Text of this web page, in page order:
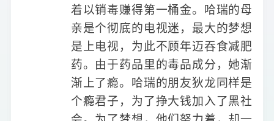
着以销毒赚得第一桶金。哈瑞的母
亲是个彻底的电视迷，最大的梦想
是上电视，为此不顾年迈吞食减肥
药。由于药品里的毒品成分，她渐
渐上了瘾。哈瑞的朋友狄龙同样是
个瘾君子，为了挣大钱加入了黑社